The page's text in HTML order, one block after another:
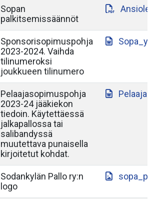
Sopan
palkitsemissäännöt
Sponsorisopimuspohja
2023-2024. Vaihda
tilinumeroksi
joukkueen tilinumero
Pelaajasopimuspohja
2023-24 jääkiekon
tiedoin. Käytettäessä
jalkapallossa tai
salibandyssä
muutettava punaisella
kirjoitetut kohdat.
Sodankylän Pallo ry:n
logo